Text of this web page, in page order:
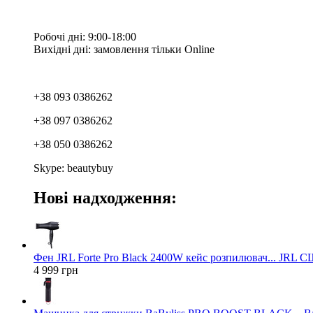
Робочі дні: 9:00-18:00
Вихідні дні: замовлення тільки Online
+38 093 0386262
+38 097 0386262
+38 050 0386262
Skype: beautybuy
Нові надходження:
Фен JRL Forte Pro Black 2400W кейс розпилювач... JRL
4 999 грн